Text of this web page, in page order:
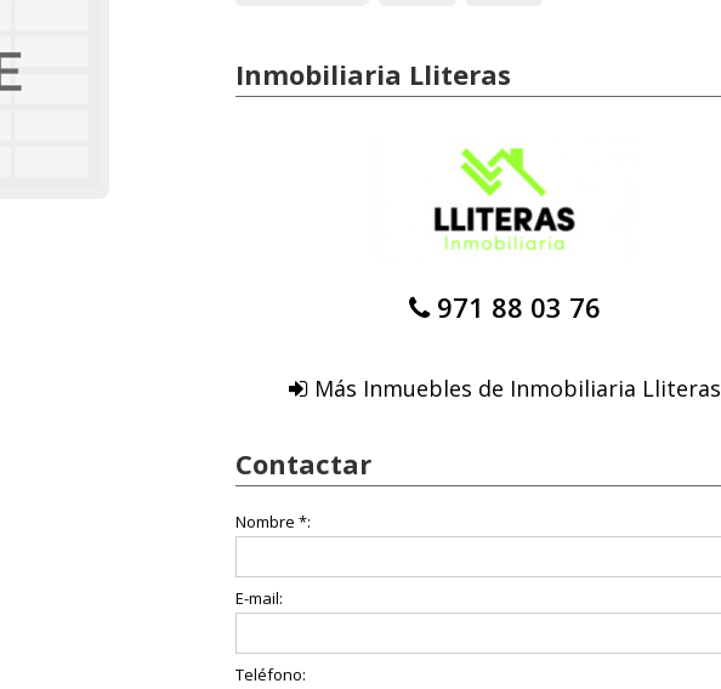
Inmobiliaria Lliteras
971 88 03 76
Más Inmuebles de Inmobiliaria Lliteras
Contactar
Nombre *:
E-mail:
Teléfono: